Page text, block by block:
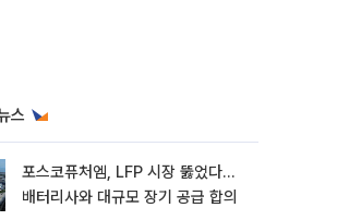
스
포스코퓨처엠, LFP 시장 뚫었다…
배터리사와 대규모 장기 공급 합의